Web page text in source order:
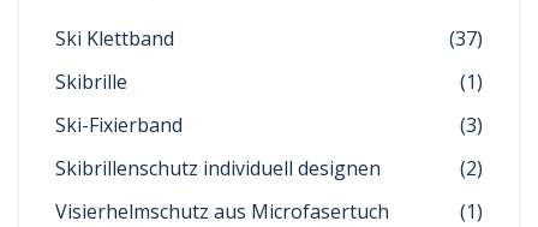
Ski Klettband
(37)
Skibrille
(1)
Ski-Fixierband
(3)
Skibrillenschutz individuell designen
(2)
Visierhelmschutz aus Microfasertuch
(1)